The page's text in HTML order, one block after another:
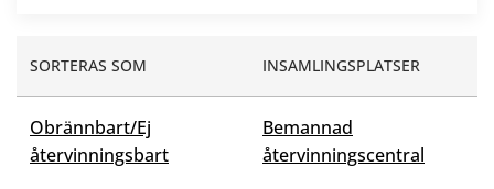
SORTERAS SOM INSAMLINGSPLATSER
Obrännbart/Ej
återvinningsbart
Bemannad
återvinningscentral